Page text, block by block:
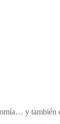
y también